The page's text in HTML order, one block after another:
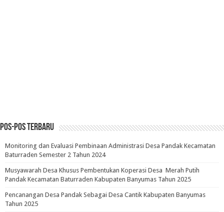
Pos-pos Terbaru
Monitoring dan Evaluasi Pembinaan Administrasi Desa Pandak Kecamatan
Baturraden Semester 2 Tahun 2024
Musyawarah Desa Khusus Pembentukan Koperasi Desa Merah Putih
Pandak Kecamatan Baturraden Kabupaten Banyumas Tahun 2025
Pencanangan Desa Pandak Sebagai Desa Cantik Kabupaten Banyumas
Tahun 2025